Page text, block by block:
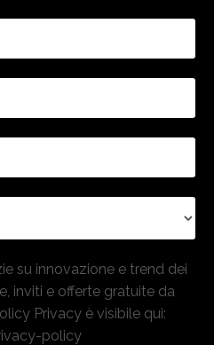
su innovazione e trend dei
inviti e offerte gratuite da
Privacy è visibile qui:
policy